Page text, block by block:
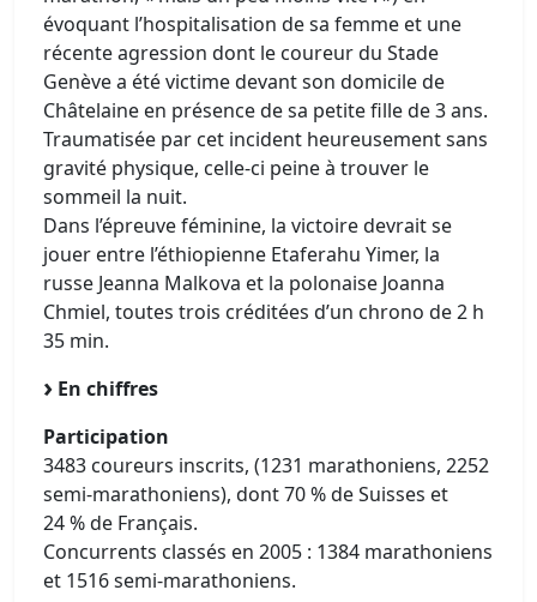
évoquant l’hospitalisation de sa femme et une
récente agression dont le coureur du Stade
Genève a été victime devant son domicile de
Châtelaine en présence de sa petite fille de 3 ans.
Traumatisée par cet incident heureusement sans
gravité physique, celle-ci peine à trouver le
sommeil la nuit.
Dans l’épreuve féminine, la victoire devrait se
jouer entre l’éthiopienne Etaferahu Yimer, la
russe Jeanna Malkova et la polonaise Joanna
Chmiel, toutes trois créditées d’un chrono de 2 h
35 min.
En chiffres
Participation
3483 coureurs inscrits, (1231 marathoniens, 2252
semi-marathoniens), dont 70 % de Suisses et
24 % de Français.
Concurrents classés en 2005 : 1384 marathoniens
et 1516 semi-marathoniens.